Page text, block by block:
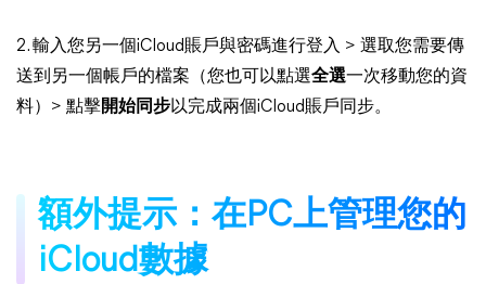
2. 輸入您另一個iCloud賬戶與密碼進行登入 > 選取您需要傳
送到另一個帳戶的檔案（您也可以點選全選一次移動您的資
料）> 點擊開始同步以完成兩個iCloud賬戶同步。
額外提示：在PC上管理您的
iCloud數據